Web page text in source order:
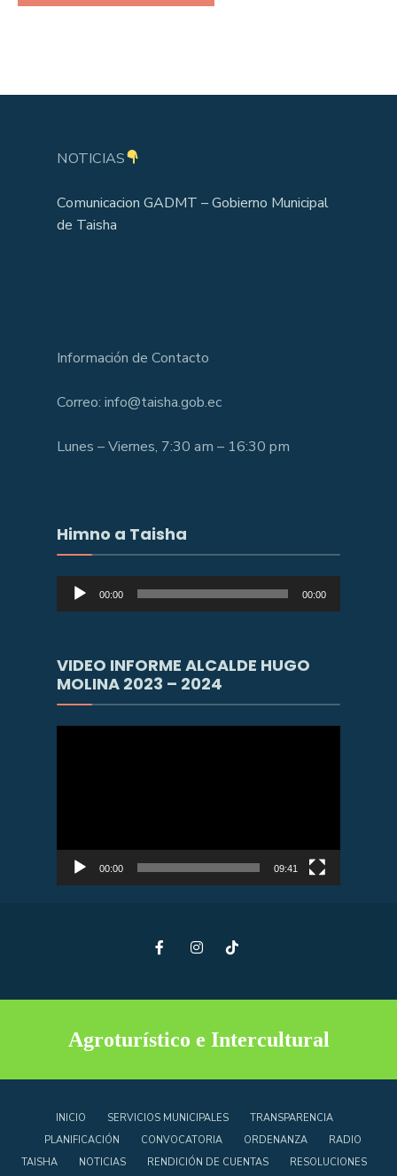
NOTICIAS
Comunicacion GADMT – Gobierno Municipal
de Taisha
Información de Contacto
Correo: info@taisha.gob.ec
Lunes – Viernes, 7:30 am – 16:30 pm
Himno a Taisha
Reproductor
de
00:00 00:00
VIDEO INFORME ALCALDE HUGO
MOLINA 2023 – 2024
00:00 09:41
Agroturístico e Intercultural
INICIO SERVICIOS MUNICIPALES
TRANSPARENCIA
PLANIFICACIÓN
CONVOCATORIA ORDENANZA
RADIO
TAISHA
NOTICIAS RENDICIÓN DE CUENTAS RESOLUCIONES